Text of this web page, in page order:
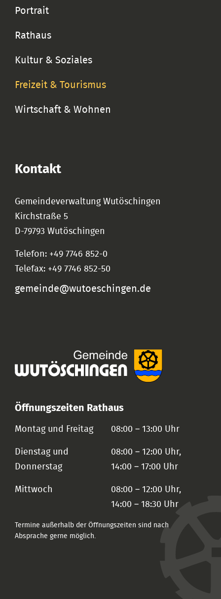
Portrait
Rathaus
Kultur & Soziales
Freizeit & Tourismus
Wirtschaft & Wohnen
Kontakt
Gemeindeverwaltung Wutöschingen
Kirchstraße 5
D-79793 Wutöschingen
Telefon: +49 7746 852-0
Telefax: +49 7746 852-50
gemeinde@wutoeschingen.de
Öffnungszeiten Rathaus
Montag und Freitag 08:00 – 13:00 Uhr
Dienstag und
Donnerstag
08:00 – 12:00 Uhr,
14:00 – 17:00 Uhr
Mittwoch
08:00 – 12:00 Uhr,
14:00 – 18:30 Uhr
Termine außerhalb der Öffnungszeiten sind nach
Absprache gerne möglich.